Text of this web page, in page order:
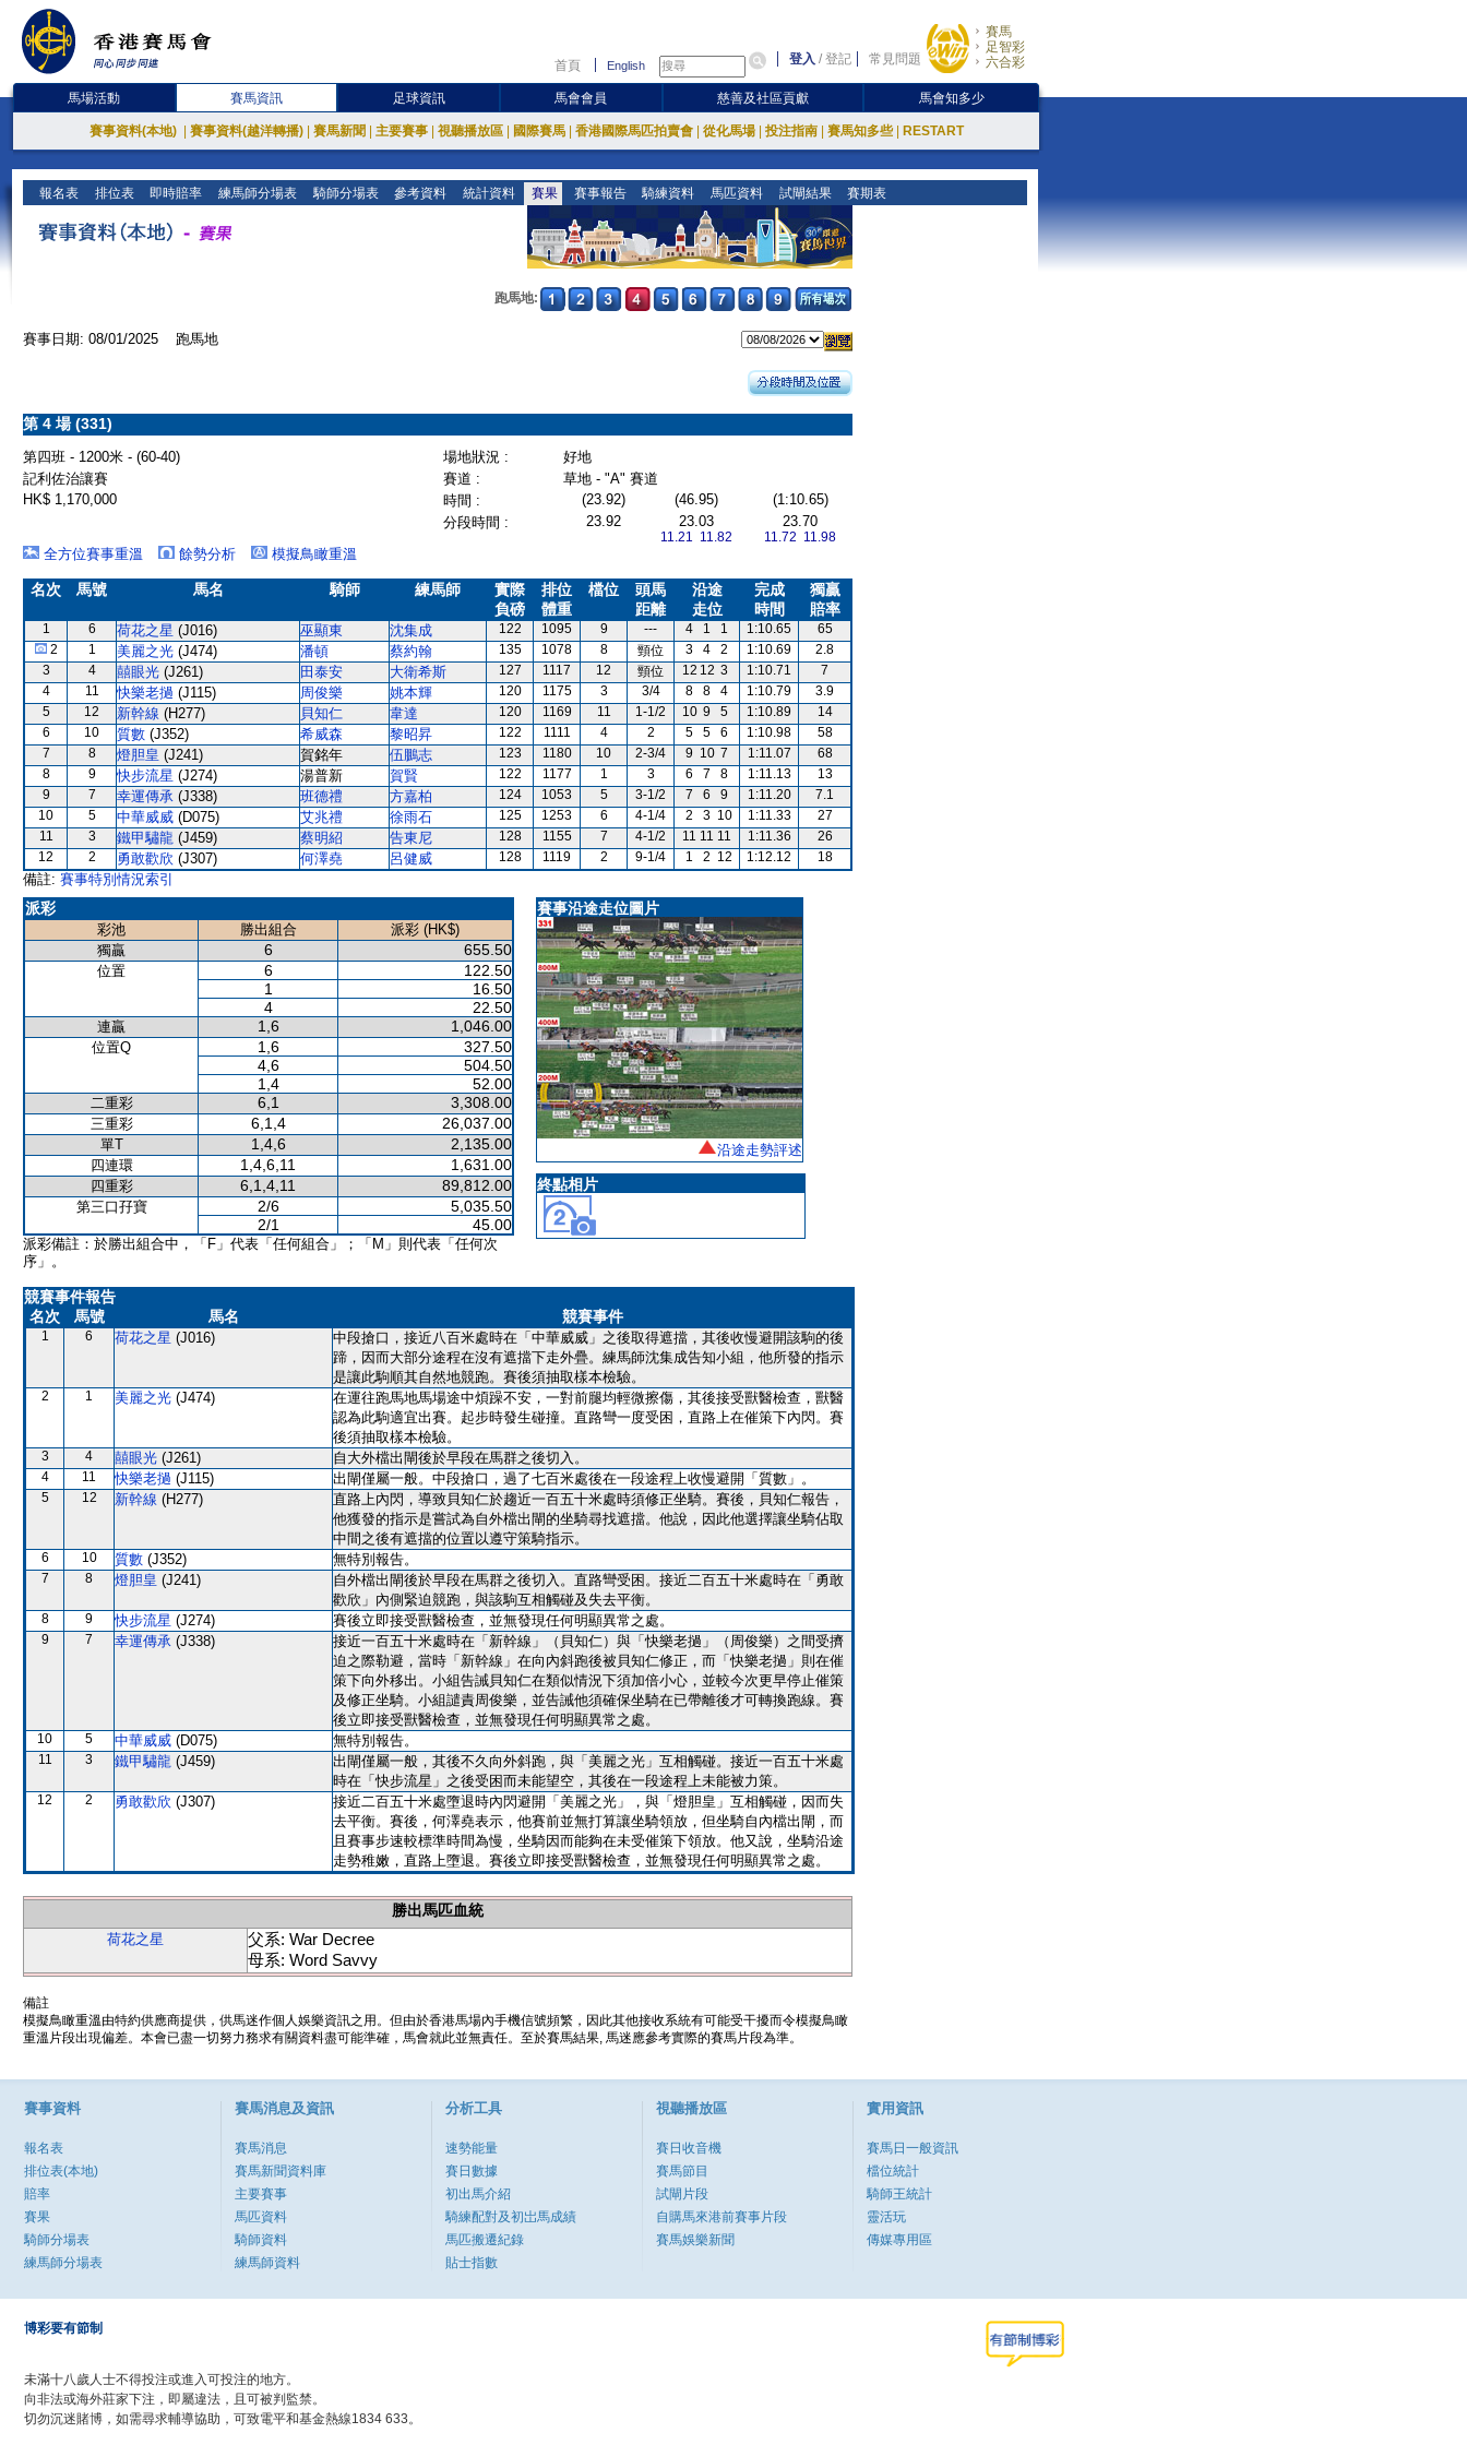
首頁 English 登入 /登記 常見問題
賽馬
足智彩
六合彩
馬場活動 賽馬資訊 足球資訊 馬會會員 慈善及社區貢獻 馬會知多少
賽事資料(本地) 賽事資料(越洋轉播) 賽馬新聞 主要賽事 視聽播放區 國際賽馬 香港國際馬匹拍賣會 從化馬場 投注指南 賽馬知多些 RESTART
報名表 排位表 即時賠率 練馬師分場表 騎師分場表 參考資料 統計資料 賽果 賽事報告 騎練資料 馬匹資料 試閘結果 賽期表
跑馬地:
賽事日期: 08/01/2025 跑馬地
第 4 場 (331)
第四班 - 1200米 - (60-40) 場地狀況 :
好地
記利佐治讓賽
賽道 :
草地 - "A" 賽道
HK$ 1,170,000
時間 : (23.92) (46.95)
(1:10.65)
分段時間 :
23.92 23.03
11.21 11.82
23.70
11.72 11.98
全方位賽事重溫 餘勢分析 模擬鳥瞰重溫
名次 馬號 馬名 騎師 練馬師
實際
負磅
排位
體重
檔位
頭馬
距離
沿途
走位
完成
時間
獨贏
賠率
1 6 荷花之星 (J016) 巫顯東 沈集成 122 1095 9 --- 4 1 1 1:10.65
65
2
1 美麗之光 (J474) 潘頓 蔡約翰 135 1078 8 頸位 3 4 2 1:10.69
2.8
3
4 囍眼光 (J261) 田泰安 大衛希斯 127 1117 12 頸位 12 12 3 1:10.71
7
4
11 快樂老撾 (J115) 周俊樂 姚本輝 120 1175 3 3/4 8 8 4 1:10.79
3.9
5
12 新幹線 (H277) 貝知仁 韋達 120 1169 11 1-1/2 10 9 5 1:10.89
14
6
10 質數 (J352) 希威森 黎昭昇 122 1111 4 2 5 5 6 1:10.98
58
7
8 燈胆皇 (J241) 賀銘年 伍鵬志 123 1180 10 2-3/4 9 10 7 1:11.07
68
8
9 快步流星 (J274) 湯普新 賀賢 122 1177 1 3 6 7 8 1:11.13
13
9
7 幸運傳承 (J338) 班德禮 方嘉柏 124 1053 5 3-1/2 7 6 9 1:11.20
7.1
10
5 中華威威 (D075) 艾兆禮 徐雨石 125 1253 6 4-1/4 2 3 10 1:11.33
27
11
3 鐵甲驌龍 (J459) 蔡明紹 告東尼 128 1155 7 4-1/2 11 11 11 1:11.36
26
12
2 勇敢歡欣 (J307) 何澤堯 呂健威 128 1119 2 9-1/4 1 2 12 1:12.12 18
備註: 賽事特別情況索引
派彩
彩池 勝出組合
派彩 (HK$)
獨贏
6 655.50
位置 6
122.50
1
16.50
4
22.50
連贏 1,6 1,046.00
位置Q 1,6
327.50
4,6
504.50
1,4
52.00
二重彩 6,1 3,308.00
三重彩 6,1,4 26,037.00
單T 1,4,6 2,135.00
四連環 1,4,6,11 1,631.00
四重彩 6,1,4,11 89,812.00
第三口孖寶 2/6
5,035.50
2/1
45.00
派彩備註：於勝出組合中，「F」代表「任何組合」；「M」則代表「任何次
序」。
賽事沿途走位圖片
沿途走勢評述
終點相片
競賽事件報告
名次
馬號 馬名 競賽事件
1 6 荷花之星 (J016)
中段搶口，接近八百米處時在「中華威威」之後取得遮擋，其後收慢避開該駒的後
蹄，因而大部分途程在沒有遮擋下走外疊。練馬師沈集成告知小組，他所發的指示
是讓此駒順其自然地競跑。賽後須抽取樣本檢驗。
2 1 美麗之光 (J474)
在運往跑馬地馬場途中煩躁不安，一對前腿均輕微擦傷，其後接受獸醫檢查，獸醫
認為此駒適宜出賽。起步時發生碰撞。直路彎一度受困，直路上在催策下內閃。賽
後須抽取樣本檢驗。
3 4 囍眼光 (J261) 自大外檔出閘後於早段在馬群之後切入。
4 11 快樂老撾 (J115) 出閘僅屬一般。中段搶口，過了七百米處後在一段途程上收慢避開「質數」。
5 12 新幹線 (H277)
直路上內閃，導致貝知仁於趨近一百五十米處時須修正坐騎。賽後，貝知仁報告，
他獲發的指示是嘗試為自外檔出閘的坐騎尋找遮擋。他說，因此他選擇讓坐騎佔取
中間之後有遮擋的位置以遵守策騎指示。
6 10 質數 (J352) 無特別報告。
7 8 燈胆皇 (J241)
自外檔出閘後於早段在馬群之後切入。直路彎受困。接近二百五十米處時在「勇敢
歡欣」內側緊迫競跑，與該駒互相觸碰及失去平衡。
8 9 快步流星 (J274) 賽後立即接受獸醫檢查，並無發現任何明顯異常之處。
9 7 幸運傳承 (J338)
接近一百五十米處時在「新幹線」（貝知仁）與「快樂老撾」（周俊樂）之間受擠
迫之際勒避，當時「新幹線」在向內斜跑後被貝知仁修正，而「快樂老撾」則在催
策下向外移出。小組告誡貝知仁在類似情況下須加倍小心，並較今次更早停止催策
及修正坐騎。小組譴責周俊樂，並告誡他須確保坐騎在已帶離後才可轉換跑線。賽
後立即接受獸醫檢查，並無發現任何明顯異常之處。
10 5 中華威威 (D075) 無特別報告。
11 3 鐵甲驌龍 (J459)
出閘僅屬一般，其後不久向外斜跑，與「美麗之光」互相觸碰。接近一百五十米處
時在「快步流星」之後受困而未能望空，其後在一段途程上未能被力策。
12 2 勇敢歡欣 (J307)
接近二百五十米處墮退時內閃避開「美麗之光」，與「燈胆皇」互相觸碰，因而失
去平衡。賽後，何澤堯表示，他賽前並無打算讓坐騎領放，但坐騎自內檔出閘，而
且賽事步速較標準時間為慢，坐騎因而能夠在未受催策下領放。他又說，坐騎沿途
走勢稚嫩，直路上墮退。賽後立即接受獸醫檢查，並無發現任何明顯異常之處。
勝出馬匹血統
荷花之星
父系: War Decree
母系: Word Savvy
備註
模擬鳥瞰重溫由特約供應商提供，供馬迷作個人娛樂資訊之用。但由於香港馬場內手機信號頻繁，因此其他接收系統有可能受干擾而令模擬鳥瞰
重溫片段出現偏差。本會已盡一切努力務求有關資料盡可能準確，馬會就此並無責任。至於賽馬結果, 馬迷應參考實際的賽馬片段為準。
賽事資料
報名表
排位表(本地)
賠率
賽果
騎師分場表
練馬師分場表
賽馬消息及資訊
賽馬消息
賽馬新聞資料庫
主要賽事
馬匹資料
騎師資料
練馬師資料
分析工具
速勢能量
賽日數據
初出馬介紹
騎練配對及初岀馬成績
馬匹搬遷紀錄
貼士指數
視聽播放區
賽日收音機
賽馬節目
試閘片段
自購馬來港前賽事片段
賽馬娛樂新聞
實用資訊
賽馬日一般資訊
檔位統計
騎師王統計
靈活玩
傳媒專用區
博彩要有節制
未滿十八歲人士不得投注或進入可投注的地方。
向非法或海外莊家下注，即屬違法，且可被判監禁。
切勿沉迷賭博，如需尋求輔導協助，可致電平和基金熱線1834 633。